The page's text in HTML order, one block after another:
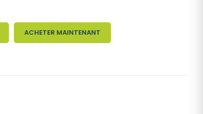
ACHETER MAINTENANT